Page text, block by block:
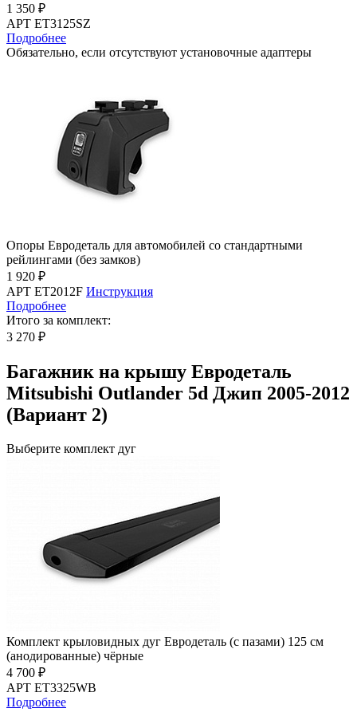
1 350 ₽
АРТ ET3125SZ
Подробнее
Обязательно, если отсутствуют установочные адаптеры
Опоры Евродеталь для автомобилей со стандартными
рейлингами (без замков)
1 920 ₽
АРТ ET2012F Инструкция
Подробнее
Итого за комплект:
3 270 ₽
Багажник на крышу Евродеталь
Mitsubishi Outlander 5d Джип 2005-2012
(Вариант 2)
Выберите комплект дуг
Комплект крыловидных дуг Евродеталь (с пазами) 125 см
(анодированные) чёрные
4 700 ₽
АРТ ET3325WB
Подробнее